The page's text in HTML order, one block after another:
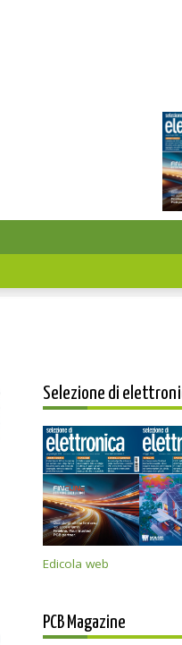
Selezione di
Edicola web
PCB Magazine